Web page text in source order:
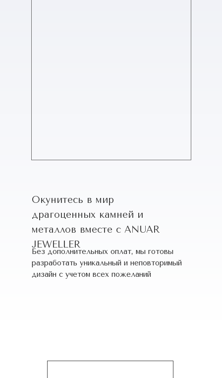
Окунитесь в мир
драгоценных камней и
металлов вместе с ANUAR
JEWELLER
Без дополнительных оплат, мы готовы
разработать уникальный и неповторимый
дизайн c учетом всех пожеланий